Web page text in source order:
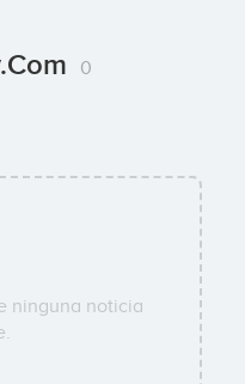
0
ninguna noticia